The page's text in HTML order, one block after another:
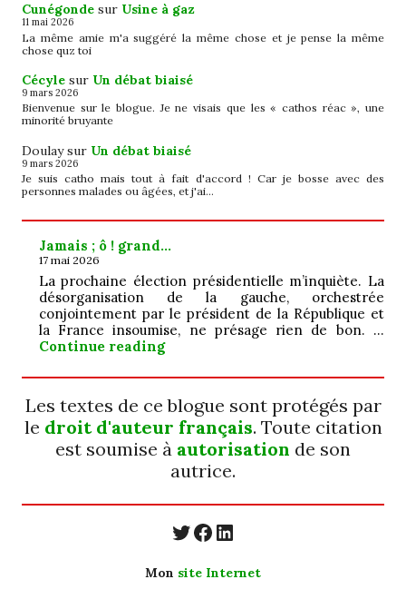
Cunégonde sur Usine à gaz
11 mai 2026
La même amie m'a suggéré la même chose et je pense la même
chose quz toi
Cécyle sur Un débat biaisé
9 mars 2026
Bienvenue sur le blogue. Je ne visais que les « cathos réac », une
minorité bruyante
Doulaysur Un débat biaisé
9 mars 2026
Je suis catho mais tout à fait d'accord ! Car je bosse avec des
personnes malades ou âgées, et j'ai…
Jamais ; ô ! grand…
17 mai 2026
La prochaine élection présidentielle m’inquiète. La
désorganisation de la gauche, orchestrée
conjointement par le président de la République et
la France insoumise, ne présage rien de bon. …
Continue readingJamais ; ô ! grand…
Les textes de ce blogue sont protégés par
le droit d'auteur français. Toute citation
est soumise à autorisation de son
autrice.
https://twitter.com/
https://
https://www.linkedin.com/in/cecyle-jung-cyjung/
Mon site Internet